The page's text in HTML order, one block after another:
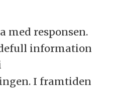
med responsen.
information
I framtiden